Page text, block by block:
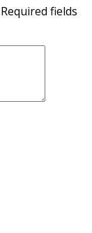
Required fields